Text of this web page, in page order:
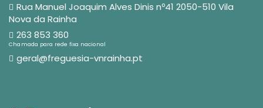
Rua Manuel Joaquim Alves Dinis nº41 2050-510 Vila
Nova da Rainha
263 853 360
Chamada para rede fixa nacional
geral@freguesia-vnrainha.pt